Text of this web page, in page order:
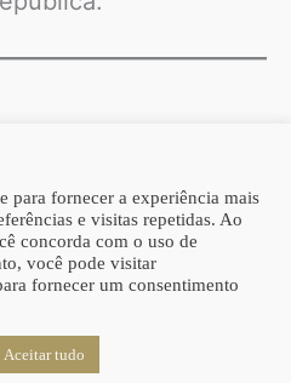
Costa Advogados
para fornecer a experiência mais
e visitas repetidas. Ao
concorda com o uso de
você pode visitar
fornecer um consentimento
Aceitar tudo